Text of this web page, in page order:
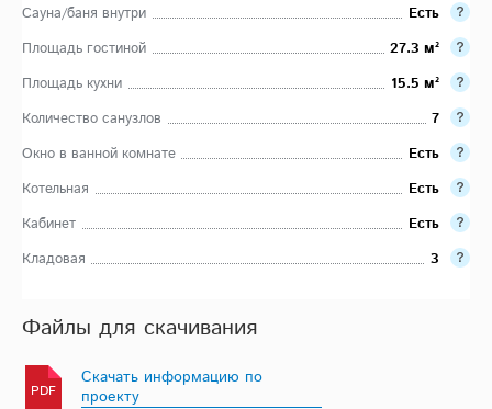
Сауна/баня внутри
Есть
Площадь гостиной
27.3 м²
Площадь кухни
15.5 м²
Количество санузлов
7
Окно в ванной комнате
Есть
Котельная
Есть
Кабинет
Есть
Кладовая
3
Файлы для скачивания
PDF
Скачать информацию по
проекту